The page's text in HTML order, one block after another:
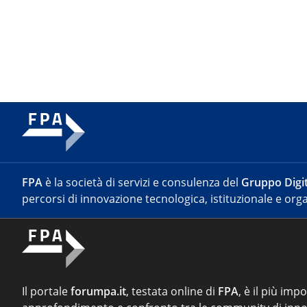
FPA è la società di servizi e consulenza del Gruppo
percorsi di innovazione tecnologica, istituzionale e
Il portaleforumpa.it, testata online di FPA, è il più